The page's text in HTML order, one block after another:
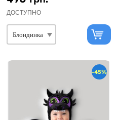
ДОСТУПНО
-45%